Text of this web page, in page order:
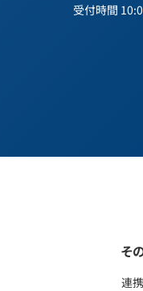
受付時間
そ
連